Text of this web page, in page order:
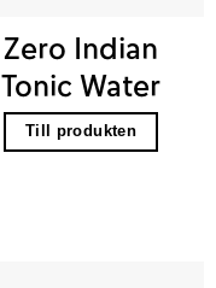
Zero Indian
Tonic Water
Till produkten